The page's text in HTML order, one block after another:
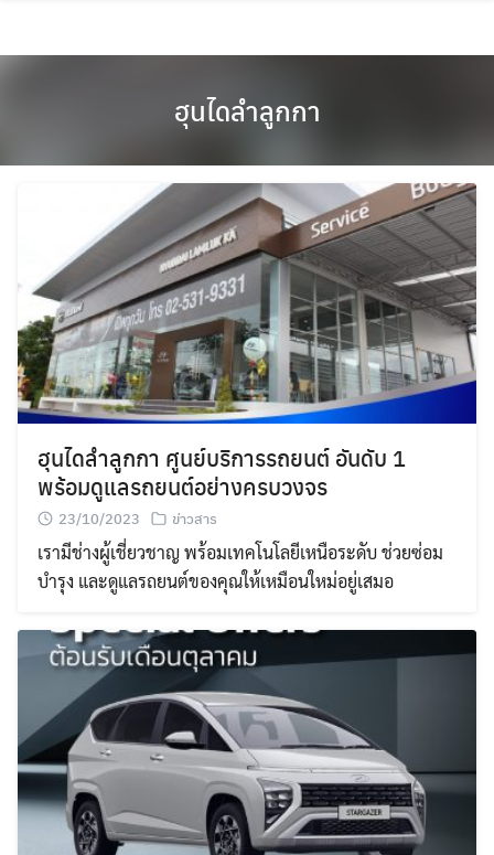
ฮุนไดลำลูกกา
ฮุนไดลำลูกกา ศูนย์บริการรถยนต์ อันดับ 1
พร้อมดูแลรถยนต์อย่างครบวงจร
23/10/2023 ข่าวสาร
เรามีช่างผู้เชี่ยวชาญ พร้อมเทคโนโลยีเหนือระดับ ช่วยซ่อม
บำรุง และดูแลรถยนต์ของคุณให้เหมือนใหม่อยู่เสมอ